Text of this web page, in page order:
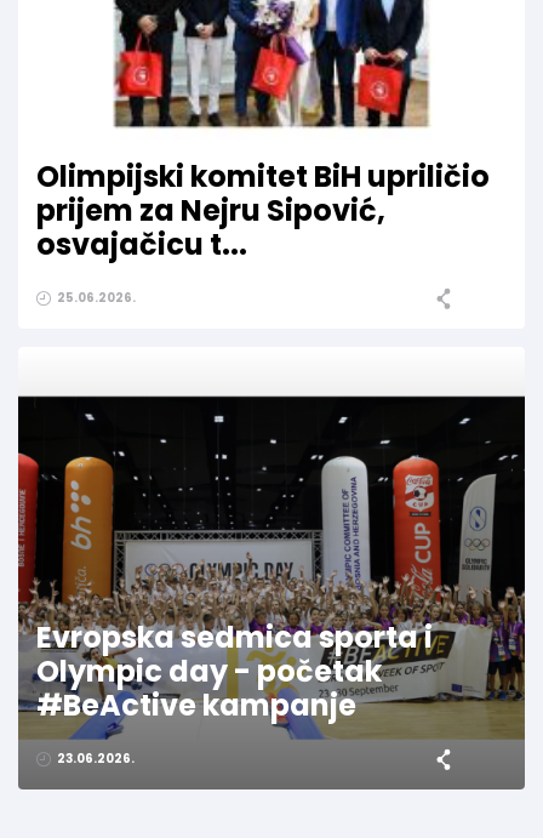
Olimpijski komitet BiH upriličio
prijem za Nejru Sipović,
osvajačicu t...
25.06.2026.
Evropska sedmica sporta i
Olympic day - početak
#BeActive kampanje
23.06.2026.